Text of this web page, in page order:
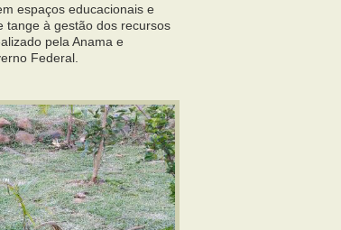
espaços educacionais e
tange à gestão dos recursos
pela Anama e
Federal.